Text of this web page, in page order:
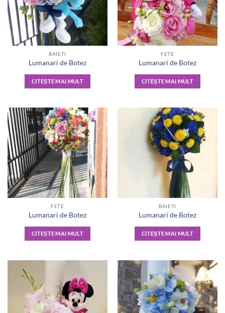
BAIETI
Lumanari de Botez
CITEȘTE MAI MULT
FETE
Lumanari de Botez
CITEȘTE MAI MULT
FETE
Lumanari de Botez
CITEȘTE MAI MULT
BAIETI
Lumanari de Botez
CITEȘTE MAI MULT